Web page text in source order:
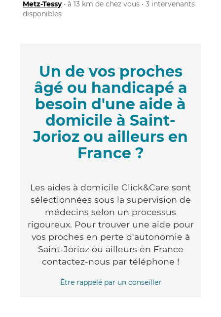
Metz-Tessy• à 13 km de chez vous • 3 intervenants
disponibles
Un de vos proches
âgé ou handicapé a
besoin d'une aide à
domicile à Saint-
Jorioz ou ailleurs en
France ?
Les aides à domicile Click&Care sont
sélectionnées sous la supervision de
médecins selon un processus
rigoureux. Pour trouver une aide pour
vos proches en perte d'autonomie à
Saint-Jorioz ou ailleurs en France
contactez-nous par téléphone !
Être rappelé par un conseiller